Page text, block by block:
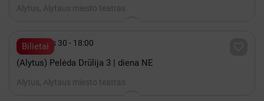
Alytus, Alytaus miesto teatras
Bilietai
 Gruodis 30 - 18:00
(Alytus) Pelėda Drūlija 3 | diena NE
Alytus, Alytaus miesto teatras